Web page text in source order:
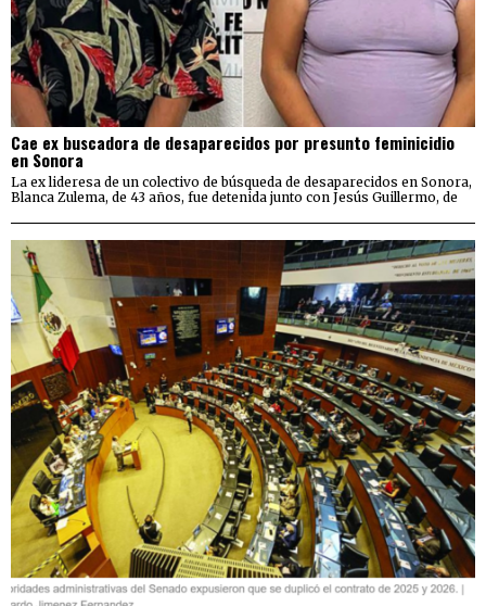
Cae ex buscadora de desaparecidos por presunto feminicidio
en Sonora
La ex lideresa de un colectivo de búsqueda de desaparecidos en Sonora,
Blanca Zulema, de 43 años, fue detenida junto con Jesús Guillermo, de